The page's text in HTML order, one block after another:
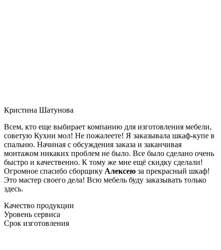
Кристина Шатунова
Всем, кто еще выбирает компанию для изготовления мебели,
советую Кухни мол! Не пожалеете! Я заказывала шкаф-купе в
спальню. Начиная с обсуждения заказа и заканчивая
монтажом никаких проблем не было. Все было сделано очень
быстро и качественно. К тому же мне ещё скидку сделали!
Огромное спасибо сборщику Алексею за прекрасный шкаф!
Это мастер своего дела! Всю мебель буду заказывать только
здесь.
Качество продукции
Уровень сервиса
Срок изготовления